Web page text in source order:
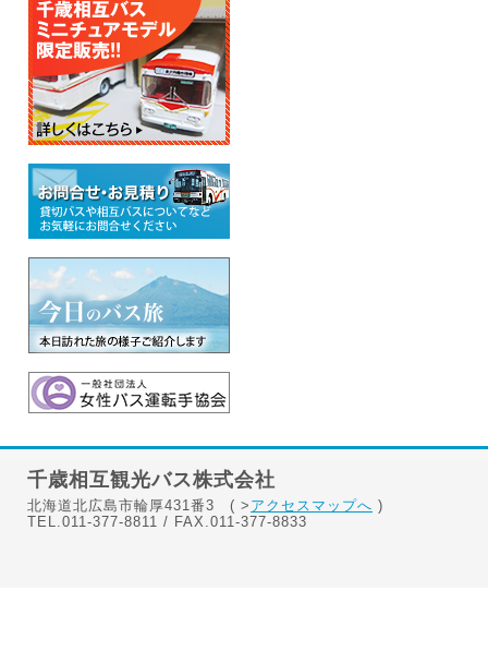
千歳相互観光バス株式会社
北海道北広島市輪厚431番3 ( > アクセスマップへ )
TEL.011-377-8811 / FAX.011-377-8833